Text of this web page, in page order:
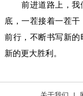
前进道路上，我们
底，一茬接着一茬
前行，不断书写新的
新的更大胜利。